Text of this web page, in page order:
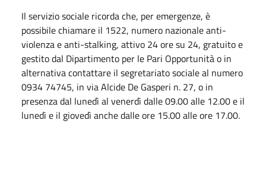
Il servizio sociale ricorda che, per emergenze, è
possibile chiamare il 1522, numero nazionale anti-
violenza e anti-stalking, attivo 24 ore su 24, gratuito e
gestito dal Dipartimento per le Pari Opportunità o in
alternativa contattare il segretariato sociale al numero
0934 74745, in via Alcide De Gasperi n. 27, o in
presenza dal lunedì al venerdì dalle 09.00 alle 12.00 e il
lunedì e il giovedì anche dalle ore 15.00 alle ore 17.00.